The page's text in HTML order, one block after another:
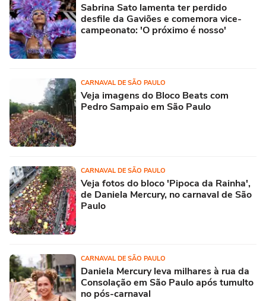
Sabrina Sato lamenta ter perdido
desfile da Gaviões e comemora vice-
campeonato: 'O próximo é nosso'
CARNAVAL DE SÃO PAULO
Veja imagens do Bloco Beats com
Pedro Sampaio em São Paulo
CARNAVAL DE SÃO PAULO
Veja fotos do bloco 'Pipoca da Rainha',
de Daniela Mercury, no carnaval de São
Paulo
CARNAVAL DE SÃO PAULO
Daniela Mercury leva milhares à rua da
Consolação em São Paulo após tumulto
no pós-carnaval